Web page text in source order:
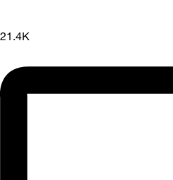
21.4K